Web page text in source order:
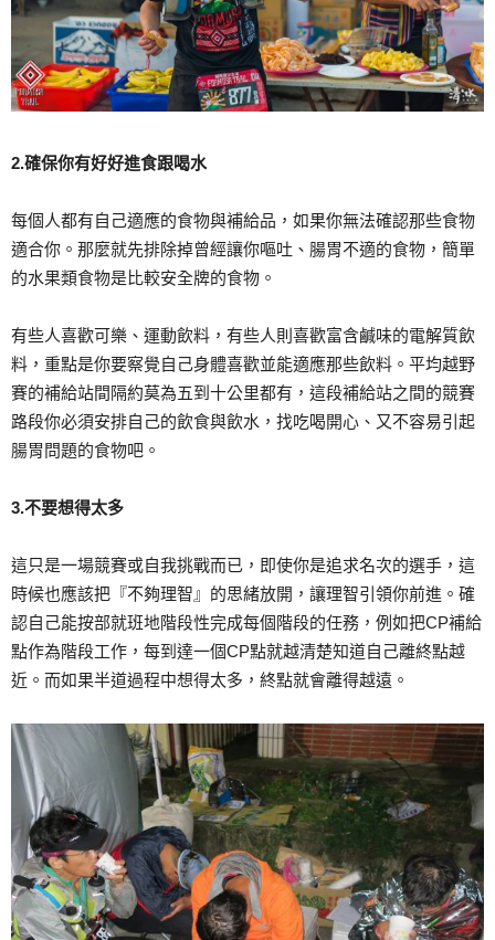
2.確保你有好好進食跟喝水
每個人都有自己適應的食物與補給品，如果你無法確認那些食物
適合你。那麼就先排除掉曾經讓你嘔吐、腸胃不適的食物，簡單
的水果類食物是比較安全牌的食物。
有些人喜歡可樂、運動飲料，有些人則喜歡富含鹹味的電解質飲
料，重點是你要察覺自己身體喜歡並能適應那些飲料。平均越野
賽的補給站間隔約莫為五到十公里都有，這段補給站之間的競賽
路段你必須安排自己的飲食與飲水，找吃喝開心、又不容易引起
腸胃問題的食物吧。
3.不要想得太多
這只是一場競賽或自我挑戰而已，即使你是追求名次的選手，這
時候也應該把『不夠理智』的思緒放開，讓理智引領你前進。確
認自己能按部就班地階段性完成每個階段的任務，例如把CP補給
點作為階段工作，每到達一個CP點就越清楚知道自己離終點越
近。而如果半道過程中想得太多，終點就會離得越遠。